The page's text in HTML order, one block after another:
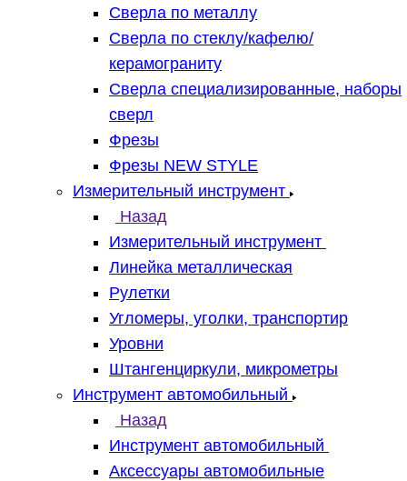
Сверла по металлу
Сверла по стеклу/кафелю/
керамограниту
Сверла специализированные, наборы
сверл
Фрезы
Фрезы NEW STYLE
Измерительный инструмент
Назад
Измерительный инструмент
Линейка металлическая
Рулетки
Угломеры, уголки, транспортир
Уровни
Штангенциркули, микрометры
Инструмент автомобильный
Назад
Инструмент автомобильный
Аксессуары автомобильные